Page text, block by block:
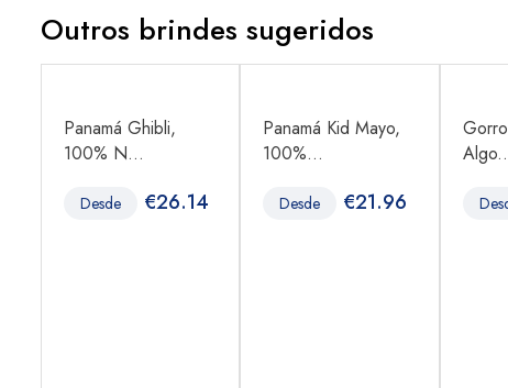
Outros brindes sugeridos
Panamá Ghibli,
100% N...
Desde €26.14
Panamá Kid Mayo,
100%...
Desde €21.96